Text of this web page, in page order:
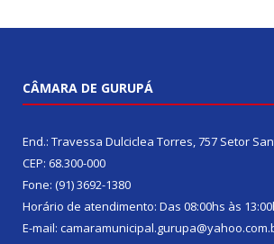
CÂMARA DE GURUPÁ
End.: Travessa Dulciclea Torres, 757 Setor
CEP: 68.300-000
Fone: (91) 3692-1380
Horário de atendimento: Das 08:00hs às
E-mail: